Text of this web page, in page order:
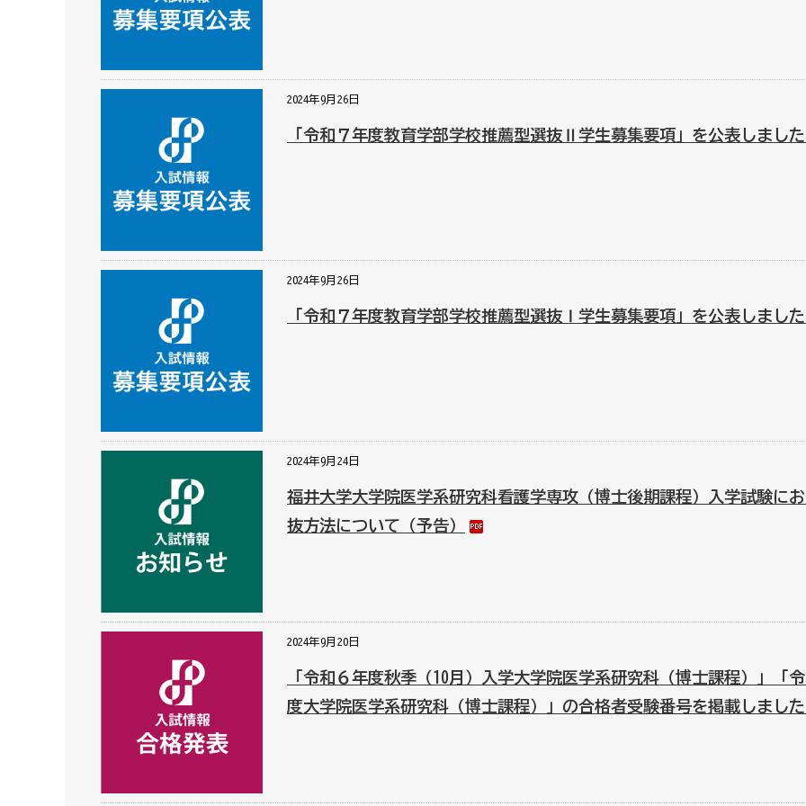
2024年9月26日
「令和７年度教育学部学校推薦型選抜Ⅱ学生募集要項」を公表しまし
2024年9月26日
「令和７年度教育学部学校推薦型選抜Ⅰ学生募集要項」を公表しまし
2024年9月24日
福井大学大学院医学系研究科看護学専攻（博士後期課程）入学試験に
抜方法について（予告）
2024年9月20日
「令和６年度秋季（10月）入学大学院医学系研究科（博士課程）」「
度大学院医学系研究科（博士課程）」の合格者受験番号を掲載しまし